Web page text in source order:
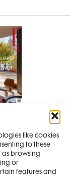
like cookies
to these
as browsing
or
features and
SMANJI